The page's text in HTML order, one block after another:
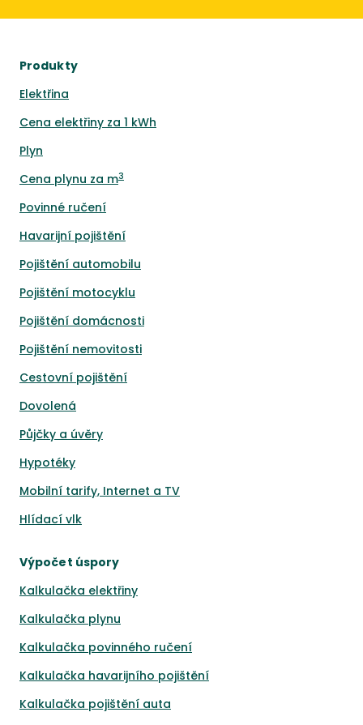
Produkty
Elektřina
Cena elektřiny za 1 kWh
Plyn
Cena plynu za m3
Povinné ručení
Havarijní pojištění
Pojištění automobilu
Pojištění motocyklu
Pojištění domácnosti
Pojištění nemovitosti
Cestovní pojištění
Dovolená
Půjčky a úvěry
Hypotéky
Mobilní tarify, Internet a TV
Hlídací vlk
Výpočet úspory
Kalkulačka elektřiny
Kalkulačka plynu
Kalkulačka povinného ručení
Kalkulačka havarijního pojištění
Kalkulačka pojištění auta